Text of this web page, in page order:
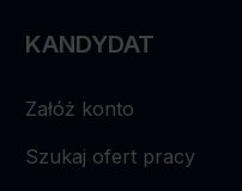
KANDYDAT
Załóż konto
Szukaj ofert pracy